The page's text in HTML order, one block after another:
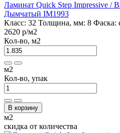
Ламинат Quick Step Impressive /
Дымчатый IM1993
Класс: 32 Толщина, мм: 8 Фаска:
2620 р/м2
Кол-во, м2
м2
Кол-во, упак
В корзину
м2
скидка от количества